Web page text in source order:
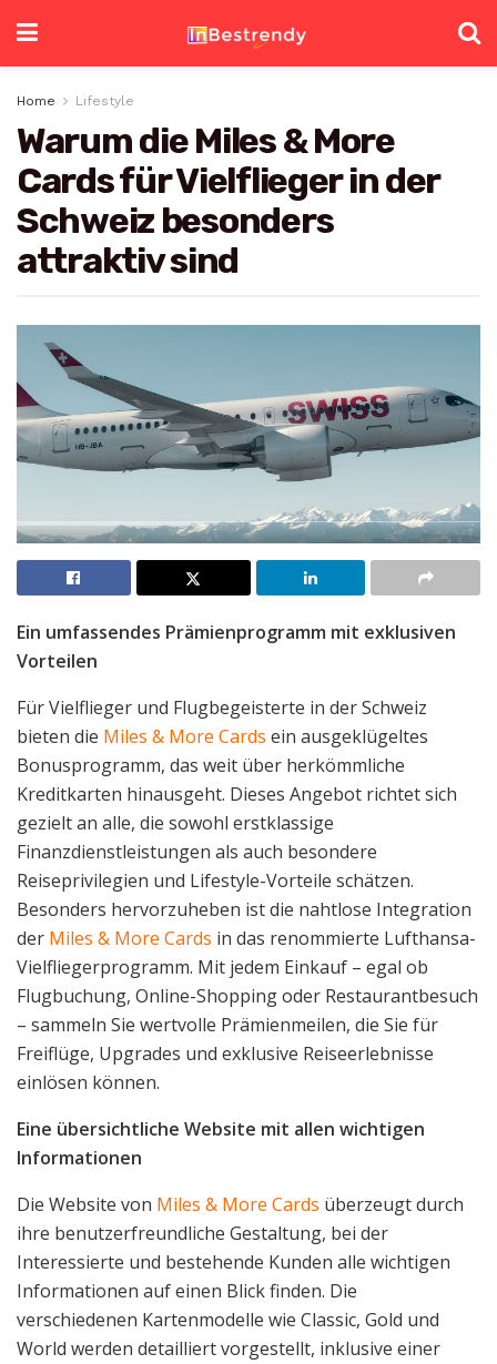
Home Lifestyle
Warum die Miles & More
Cards für Vielflieger in der
Schweiz besonders
attraktiv sind
Ein umfassendes Prämienprogramm mit exklusiven
Vorteilen
Für Vielflieger und Flugbegeisterte in der Schweiz
bieten die Miles & More Cards ein ausgeklügeltes
Bonusprogramm, das weit über herkömmliche
Kreditkarten hinausgeht. Dieses Angebot richtet sich
gezielt an alle, die sowohl erstklassige
Finanzdienstleistungen als auch besondere
Reiseprivilegien und Lifestyle-Vorteile schätzen.
Besonders hervorzuheben ist die nahtlose Integration
der Miles & More Cards in das renommierte Lufthansa-
Vielfliegerprogramm. Mit jedem Einkauf – egal ob
Flugbuchung, Online-Shopping oder Restaurantbesuch
– sammeln Sie wertvolle Prämienmeilen, die Sie für
Freiflüge, Upgrades und exklusive Reiseerlebnisse
einlösen können.
Eine übersichtliche Website mit allen wichtigen
Informationen
Die Website von Miles & More Cards überzeugt durch
ihre benutzerfreundliche Gestaltung, bei der
Interessierte und bestehende Kunden alle wichtigen
Informationen auf einen Blick finden. Die
verschiedenen Kartenmodelle wie Classic, Gold und
World werden detailliert vorgestellt, inklusive einer